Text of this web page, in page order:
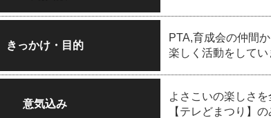
きっかけ・目的
PTA,育成会の仲間
楽しく活動をしてい
意気込み
よさこいの楽しさを
【テレどまつり】